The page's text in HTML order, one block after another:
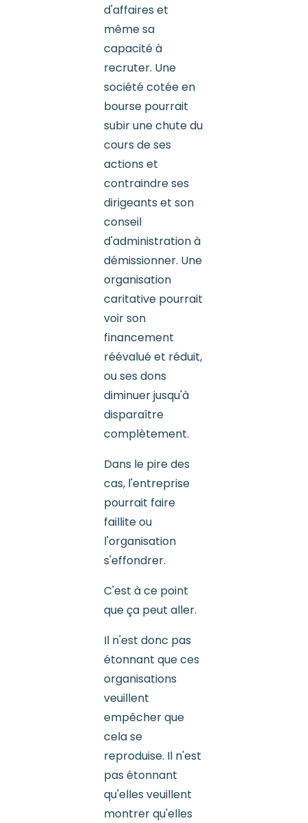
d'affaires et
même sa
capacité à
recruter. Une
société cotée en
bourse pourrait
subir une chute du
cours de ses
actions et
contraindre ses
dirigeants et son
conseil
d'administration à
démissionner. Une
organisation
caritative pourrait
voir son
financement
réévalué et réduit,
ou ses dons
diminuer jusqu'à
disparaître
complètement.
Dans le pire des
cas, l'entreprise
pourrait faire
faillite ou
l'organisation
s'effondrer.
C'est à ce point
que ça peut aller.
Il n'est donc pas
étonnant que ces
organisations
veuillent
empêcher que
cela se
reproduise. Il n'est
pas étonnant
qu'elles veuillent
montrer qu'elles